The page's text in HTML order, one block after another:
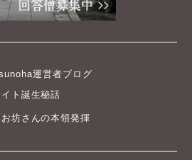
運営者ブログ
ト誕生秘話
坊さんの本領発揮